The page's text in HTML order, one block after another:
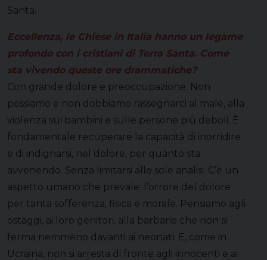
Santa.
Eccellenza, le Chiese in Italia hanno un legame
profondo con i cristiani di Terra Santa. Come
sta vivendo queste ore drammatiche?
Con grande dolore e preoccupazione. Non
possiamo e non dobbiamo rassegnarci al male, alla
violenza sui bambini e sulle persone più deboli. È
fondamentale recuperare la capacità di inorridire
e di indignarsi, nel dolore, per quanto sta
avvenendo. Senza limitarsi alle sole analisi. C’è un
aspetto umano che prevale: l’orrore del dolore
per tanta sofferenza, fisica e morale. Pensiamo agli
ostaggi, ai loro genitori, alla barbarie che non si
ferma nemmeno davanti ai neonati. E, come in
Ucraina, non si arresta di fronte agli innocenti e ai